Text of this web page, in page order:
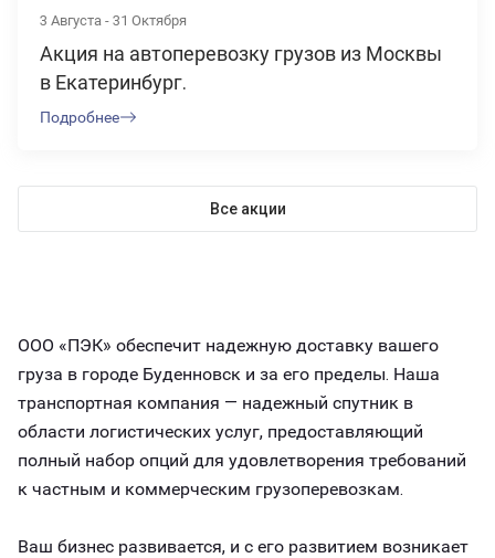
3 Августа - 31 Октября
Акция на автоперевозку грузов из Москвы
в Екатеринбург.
Подробнее
Все акции
ООО «ПЭК» обеспечит надежную доставку вашего
груза в городе Буденновск и за его пределы. Наша
транспортная компания — надежный спутник в
области логистических услуг, предоставляющий
полный набор опций для удовлетворения требований
к частным и коммерческим грузоперевозкам.
Ваш бизнес развивается, и с его развитием возникает